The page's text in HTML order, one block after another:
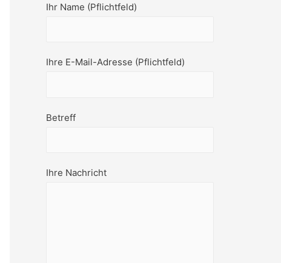
Ihr Name (Pflichtfeld)
Ihre E-Mail-Adresse (Pflichtfeld)
Betreff
Ihre Nachricht